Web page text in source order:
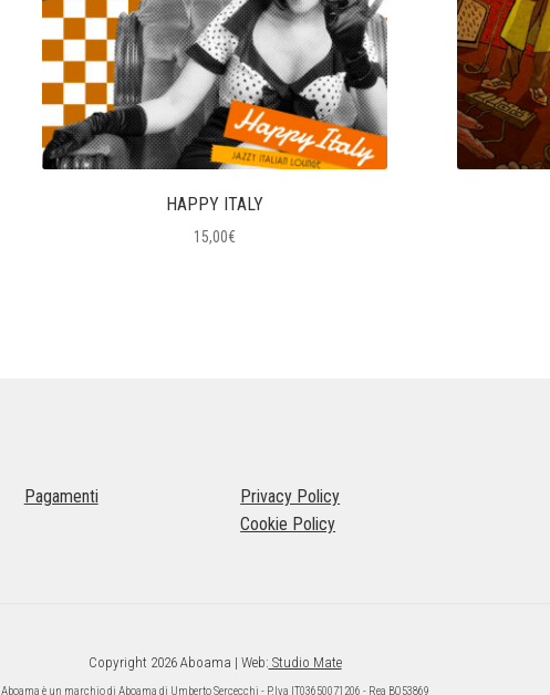
HAPPY ITALY
15,00€
Pagamenti
Privacy Policy
Cookie Policy
Copyright 2026 Aboama | Web: Studio Mate
Aboama è un marchio di Aboama di Umberto Sercecchi - P.Iva IT03650071206 - Rea BO53869